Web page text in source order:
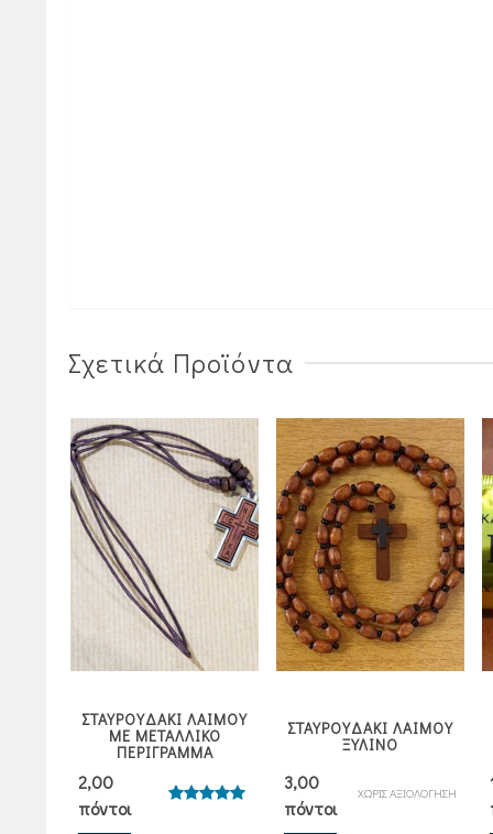
Σχετικά Προϊόντα
ΣΤΑΥΡΟΥΔΑΚΙ ΛΑΙΜΟΥ
ΜΕ ΜΕΤΑΛΛΙΚΟ
ΠΕΡΙΓΡΑΜΜΑ
Βαθμολογήθηκε
2,00
πόντοι
ΣΤΑΥΡΟΥΔΑΚΙ ΛΑΙΜΟΥ
ΞΥΛΙΝΟ
ΧΩΡΙΣ ΑΞΙΟΛΟΓΗΣΗ
3,00
πόντοι